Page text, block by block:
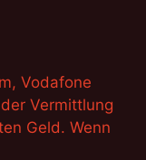
Vodafone
Vermittlung
Geld. Wenn